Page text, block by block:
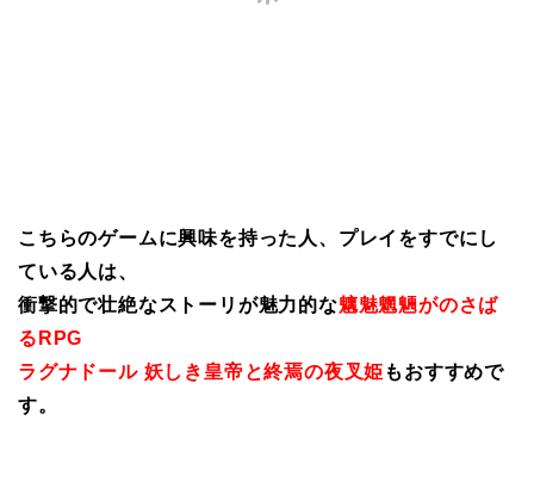
こちらのゲームに興味を持った人、プレイをすでにし
ている人は、
衝撃的で壮絶なストーリが魅力的な魑魅魍魎がのさば
るRPG
ラグナドール 妖しき皇帝と終焉の夜叉姫 もおすすめで
す。